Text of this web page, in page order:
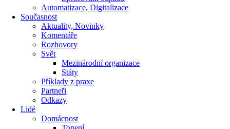
Automatizace, Digitalizace
Současnost
Aktuality, Novinky
Komentáře
Rozhovory
Svět
Mezinárodní organizace
Státy
Příklady z praxe
Partneři
Odkazy
Lidé
Domácnost